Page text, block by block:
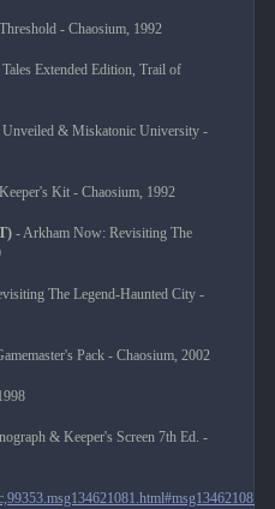
- Chaosium, 1992
Extended Edition, Trail of
Unveiled & Miskatonic University -
Kit - Chaosium, 1992
- Arkham Now: Revisiting The
The Legend-Haunted City -
Pack - Chaosium, 2002
& Keeper's Screen 7th Ed. -